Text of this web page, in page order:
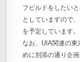
フビルドをしたい
としていますので
を予定しています。
なお、UIA関連の東
めに別添の通り企